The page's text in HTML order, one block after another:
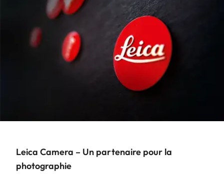
Leica Camera – Un partenaire pour la
photographie